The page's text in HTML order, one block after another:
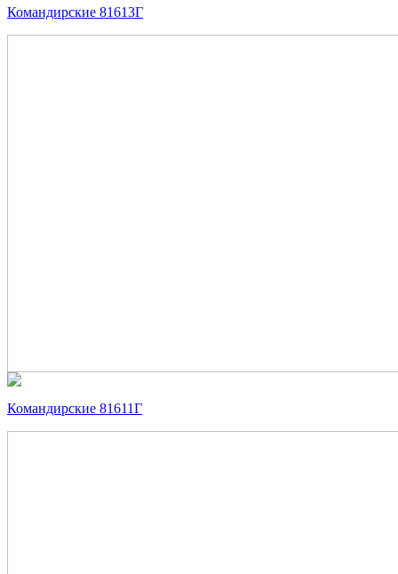
Командирские 81613Г
Командирские 81611Г